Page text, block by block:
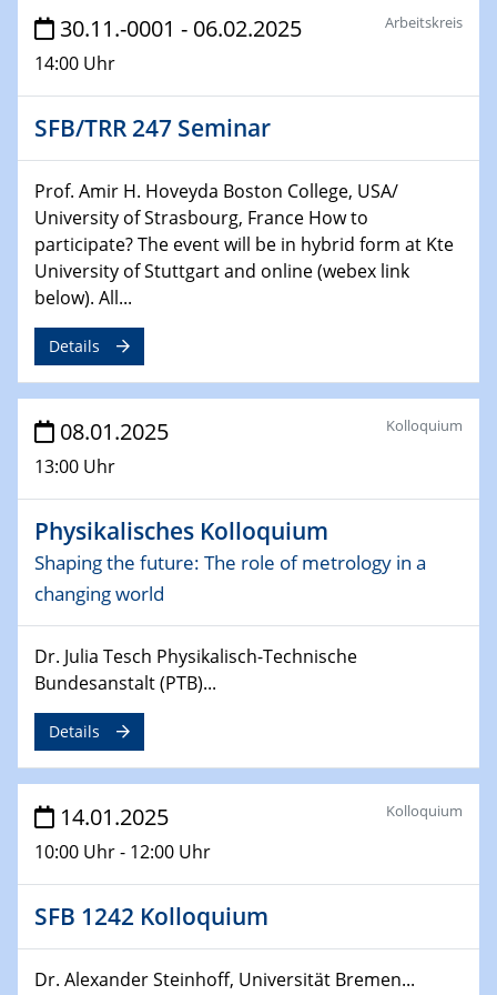
06.02.2025
Sfb-trr247-all Seminar
CataLysis Joint Colloquium)
10.02.2025 - 11.02.2025
Sfb-trr247-all Workshop
11.02.2025
SFB/TRR 270 Kolloquium
11.02.2025
Social Hour
CENIDE / ZBT / IW
Natural Water to H2
Sfb-trr247-all Annual Meeting
24.02.2025
CENIDE-BGU Seminar
27.02.2025
WIN & CENIDE Seminar Series on 2D-
27.02.2025
Sfb-trr247-all Seminar
18.03.2025 - 19.03.2025
Kooperationsseminar
Elektrolyse/Brennstoffzelle
EU funding for early stage scientific, technological or
30.11.-0001 - 06.02.2025
14:00 Uhr
Arbeitskreis
SFB/TRR 247 Seminar
Prof. Amir H. Hoveyda Boston College, USA/
University of Strasbourg, France How to
participate? The event will be in hybrid form at Kte
University of Stuttgart and online (webex link
below). All...
Details
08.01.2025
13:00 Uhr
Kolloquium
Physikalisches Kolloquium
Shaping the future: The role of metrology in a
changing world
Dr. Julia Tesch Physikalisch-Technische
Bundesanstalt (PTB)...
Details
14.01.2025
10:00 Uhr - 12:00 Uhr
Kolloquium
SFB 1242 Kolloquium
Dr. Alexander Steinhoff, Universität Bremen...